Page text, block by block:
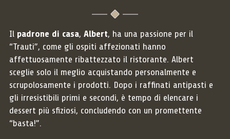
Il padrone di casa, Albert, ha una passione per il
“Trauti”, come gli ospiti affezionati hanno
affettuosamente ribattezzato il ristorante. Albert
sceglie solo il meglio acquistando personalmente e
scrupolosamente i prodotti. Dopo i raffinati antipasti e
gli irresistibili primi e secondi, è tempo di elencare i
dessert più sfiziosi, concludendo con un promettente
“basta!”.